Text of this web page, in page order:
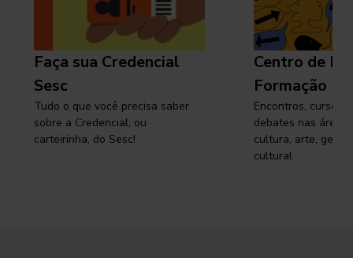
Faça sua Credencial
Sesc
Tudo o que você precisa saber
sobre a Credencial, ou
carteirinha, do Sesc!
Centro de
Formação
Encontros, cursos,
debates nas áreas
cultura, arte,
cultural